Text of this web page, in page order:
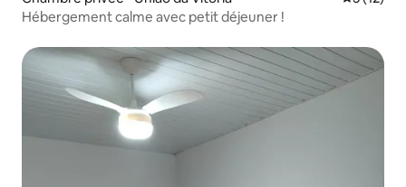
Hébergement calme avec petit déjeuner !